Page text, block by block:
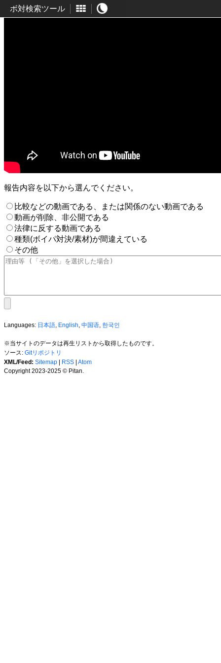
ボ対検索ツール
報告内容を以下から選んでください。
比較などの動画である、または関係のない動画である
動画が削除、非公開である
法律に反する動画である
種類(ボイパ対決/素材)が間違えている
その他
Languages: 日本語, English, 中国语, 한국인
※当サイトのデータは再生リストから取得したものです。
ソース: Gitリポジトリ
XML/Feed: Sitemap RSS Atom
Copyright 2023-2025 © Pitan.